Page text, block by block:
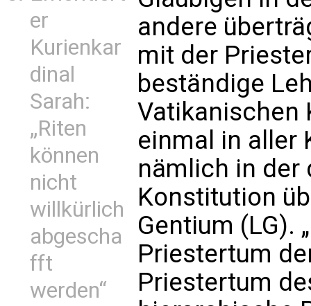
er
Kurienkar
dinal
Sarah:
„Riten
können
nicht
willkürlich
abgescha
fft
werden“
andere
mit der
beständige
Vatikanischen
einmal in aller
nämlich in der
Konstitution
Gentium (LG).
Priestertum
Priestertum